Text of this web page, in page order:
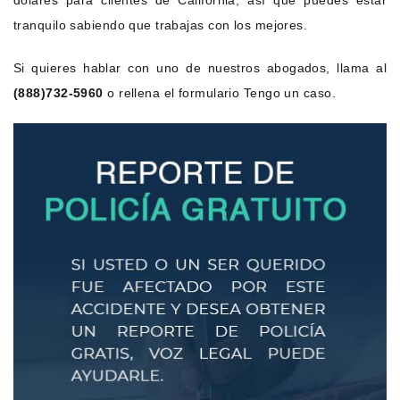
tranquilo sabiendo que trabajas con los mejores.
Si quieres hablar con uno de nuestros abogados, llama al
(888)732-5960 o rellena el formulario Tengo un caso.